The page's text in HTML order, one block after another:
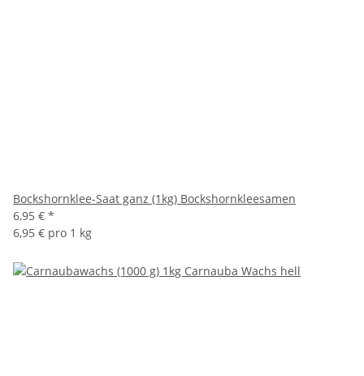
Bockshornklee-Saat ganz (1kg) Bockshornkleesamen
6,95 € *
6,95 € pro 1 kg